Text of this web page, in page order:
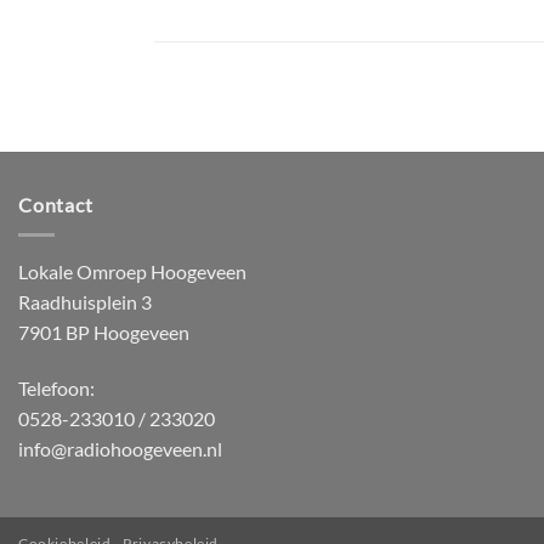
Contact
Lokale Omroep Hoogeveen
Raadhuisplein 3
7901 BP Hoogeveen
Telefoon:
0528-233010 / 233020
info@radiohoogeveen.nl